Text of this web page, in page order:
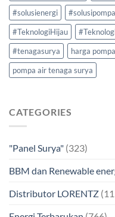
#solusienergi
#TeknologiHijau
#tenagasurya
harga
pompa air tenaga surya
CATEGORIES
"Panel Surya" (323)
BBM dan Renewable
Distributor LORENTZ